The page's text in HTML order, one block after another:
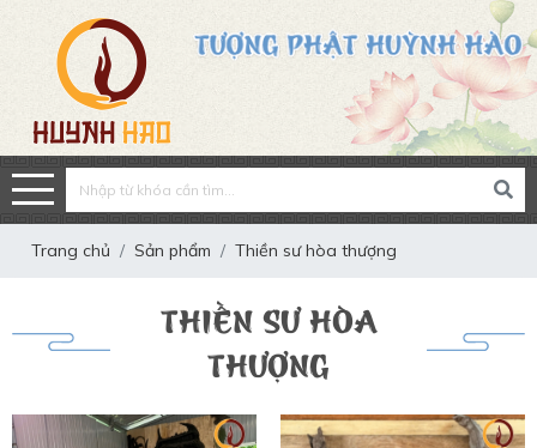
Trang chủ Sản phẩm Thiền sư hòa thượng
THIỀN SƯ HÒA
THƯỢNG